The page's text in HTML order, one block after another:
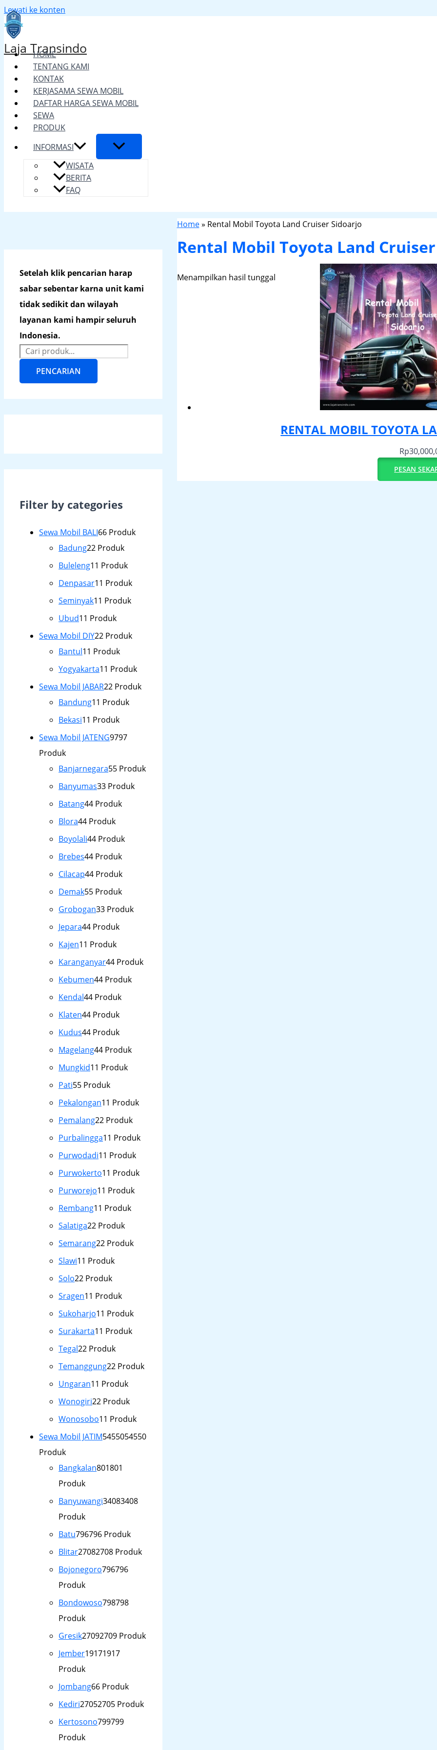
Lewati ke konten
Laja Transindo
HOME
TENTANG KAMI
KONTAK
KERJASAMA SEWA MOBIL
DAFTAR HARGA SEWA MOBIL
SEWA
PRODUK
INFORMASI
WISATA
BERITA
FAQ
Setelah klik pencarian harap
sabar sebentar karna unit kami
tidak sedikit dan wilayah
layanan kami hampir seluruh
Indonesia.
PENCARIAN
Filter by categories
Sewa Mobil BALI66 Produk
Badung22 Produk
Buleleng11 Produk
Denpasar11 Produk
Seminyak11 Produk
Ubud11 Produk
Sewa Mobil DIY22 Produk
Bantul11 Produk
Yogyakarta11 Produk
Sewa Mobil JABAR22 Produk
Bandung11 Produk
Bekasi11 Produk
Sewa Mobil JATENG9797
Produk
Banjarnegara55 Produk
Banyumas33 Produk
Batang44 Produk
Blora44 Produk
Boyolali44 Produk
Brebes44 Produk
Cilacap44 Produk
Demak55 Produk
Grobogan33 Produk
Jepara44 Produk
Kajen11 Produk
Karanganyar44 Produk
Kebumen44 Produk
Kendal44 Produk
Klaten44 Produk
Kudus44 Produk
Magelang44 Produk
Mungkid11 Produk
Pati55 Produk
Pekalongan11 Produk
Pemalang22 Produk
Purbalingga11 Produk
Purwodadi11 Produk
Purwokerto11 Produk
Purworejo11 Produk
Rembang11 Produk
Salatiga22 Produk
Semarang22 Produk
Slawi11 Produk
Solo22 Produk
Sragen11 Produk
Sukoharjo11 Produk
Surakarta11 Produk
Tegal22 Produk
Temanggung22 Produk
Ungaran11 Produk
Wonogiri22 Produk
Wonosobo11 Produk
Sewa Mobil JATIM5455054550
Produk
Bangkalan801801
Produk
Banyuwangi34083408
Produk
Batu796796 Produk
Blitar27082708 Produk
Bojonegoro796796
Produk
Bondowoso798798
Produk
Gresik27092709 Produk
Jember19171917
Produk
Jombang66 Produk
Kediri27052705 Produk
Kertosono799799
Produk
Home» Rental Mobil Toyota Land Cruiser Sidoarjo
Rental Mobil Toyota Land
Menampilkan hasil tunggal
RENTAL MOBIL TOYOTA
Rp
PESAN